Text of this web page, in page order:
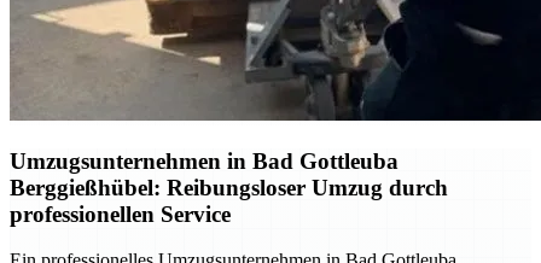
Umzugsunternehmen in Bad Gottleuba
Berggießhübel: Reibungsloser Umzug durch
professionellen Service